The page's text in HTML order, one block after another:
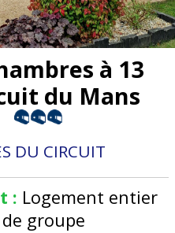
à 13
du Mans
DU CIRCUIT
: Logement entier
groupe